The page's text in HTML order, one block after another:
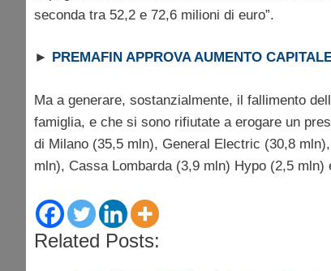
seconda tra 52,2 e 72,6 milioni di euro”.
► PREMAFIN APPROVA AUMENTO
Ma a generare, sostanzialmente, il fallimento
famiglia, e che si sono rifiutate a erogare un
di Milano (35,5 mln), General Electric (30,8
mln), Cassa Lombarda (3,9 mln) Hypo (2,5
Related Posts: